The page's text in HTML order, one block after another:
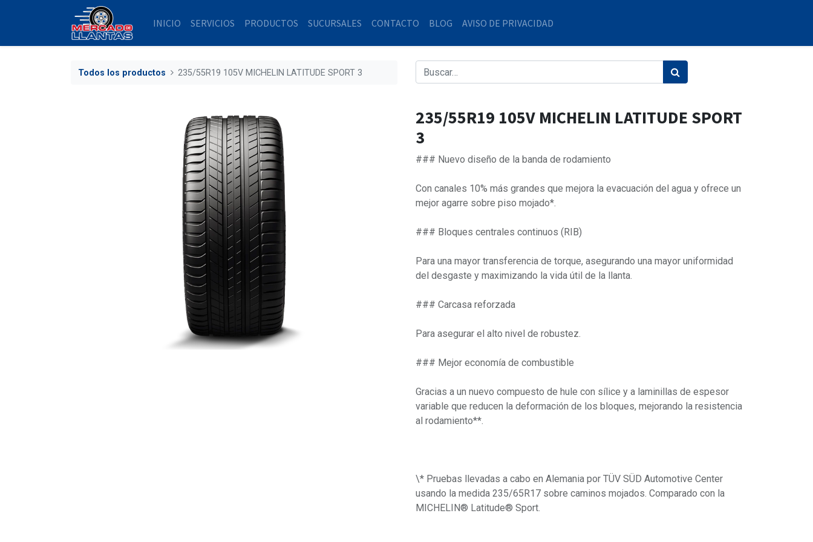
INICIO SERVICIOS PRODUCTOS SUCURSALES CONTACTO BLOG AVISO DE PRIVACIDAD
Todos los productos 235/55R19 105V MICHELIN LATITUDE SPORT 3
235/55R19 105V MICHELIN LATITUDE SPORT
3
### Nuevo diseño de la banda de rodamiento
Con canales 10% más grandes que mejora la evacuación del agua y ofrece un
mejor agarre sobre piso mojado*.
### Bloques centrales continuos (RIB)
Para una mayor transferencia de torque, asegurando una mayor uniformidad
del desgaste y maximizando la vida útil de la llanta.
### Carcasa reforzada
Para asegurar el alto nivel de robustez.
### Mejor economía de combustible
Gracias a un nuevo compuesto de hule con sílice y a laminillas de espesor
variable que reducen la deformación de los bloques, mejorando la resistencia
al rodamiento**.
\* Pruebas llevadas a cabo en Alemania por TÜV SÜD Automotive Center
usando la medida 235/65R17 sobre caminos mojados. Comparado con la
MICHELIN® Latitude® Sport.